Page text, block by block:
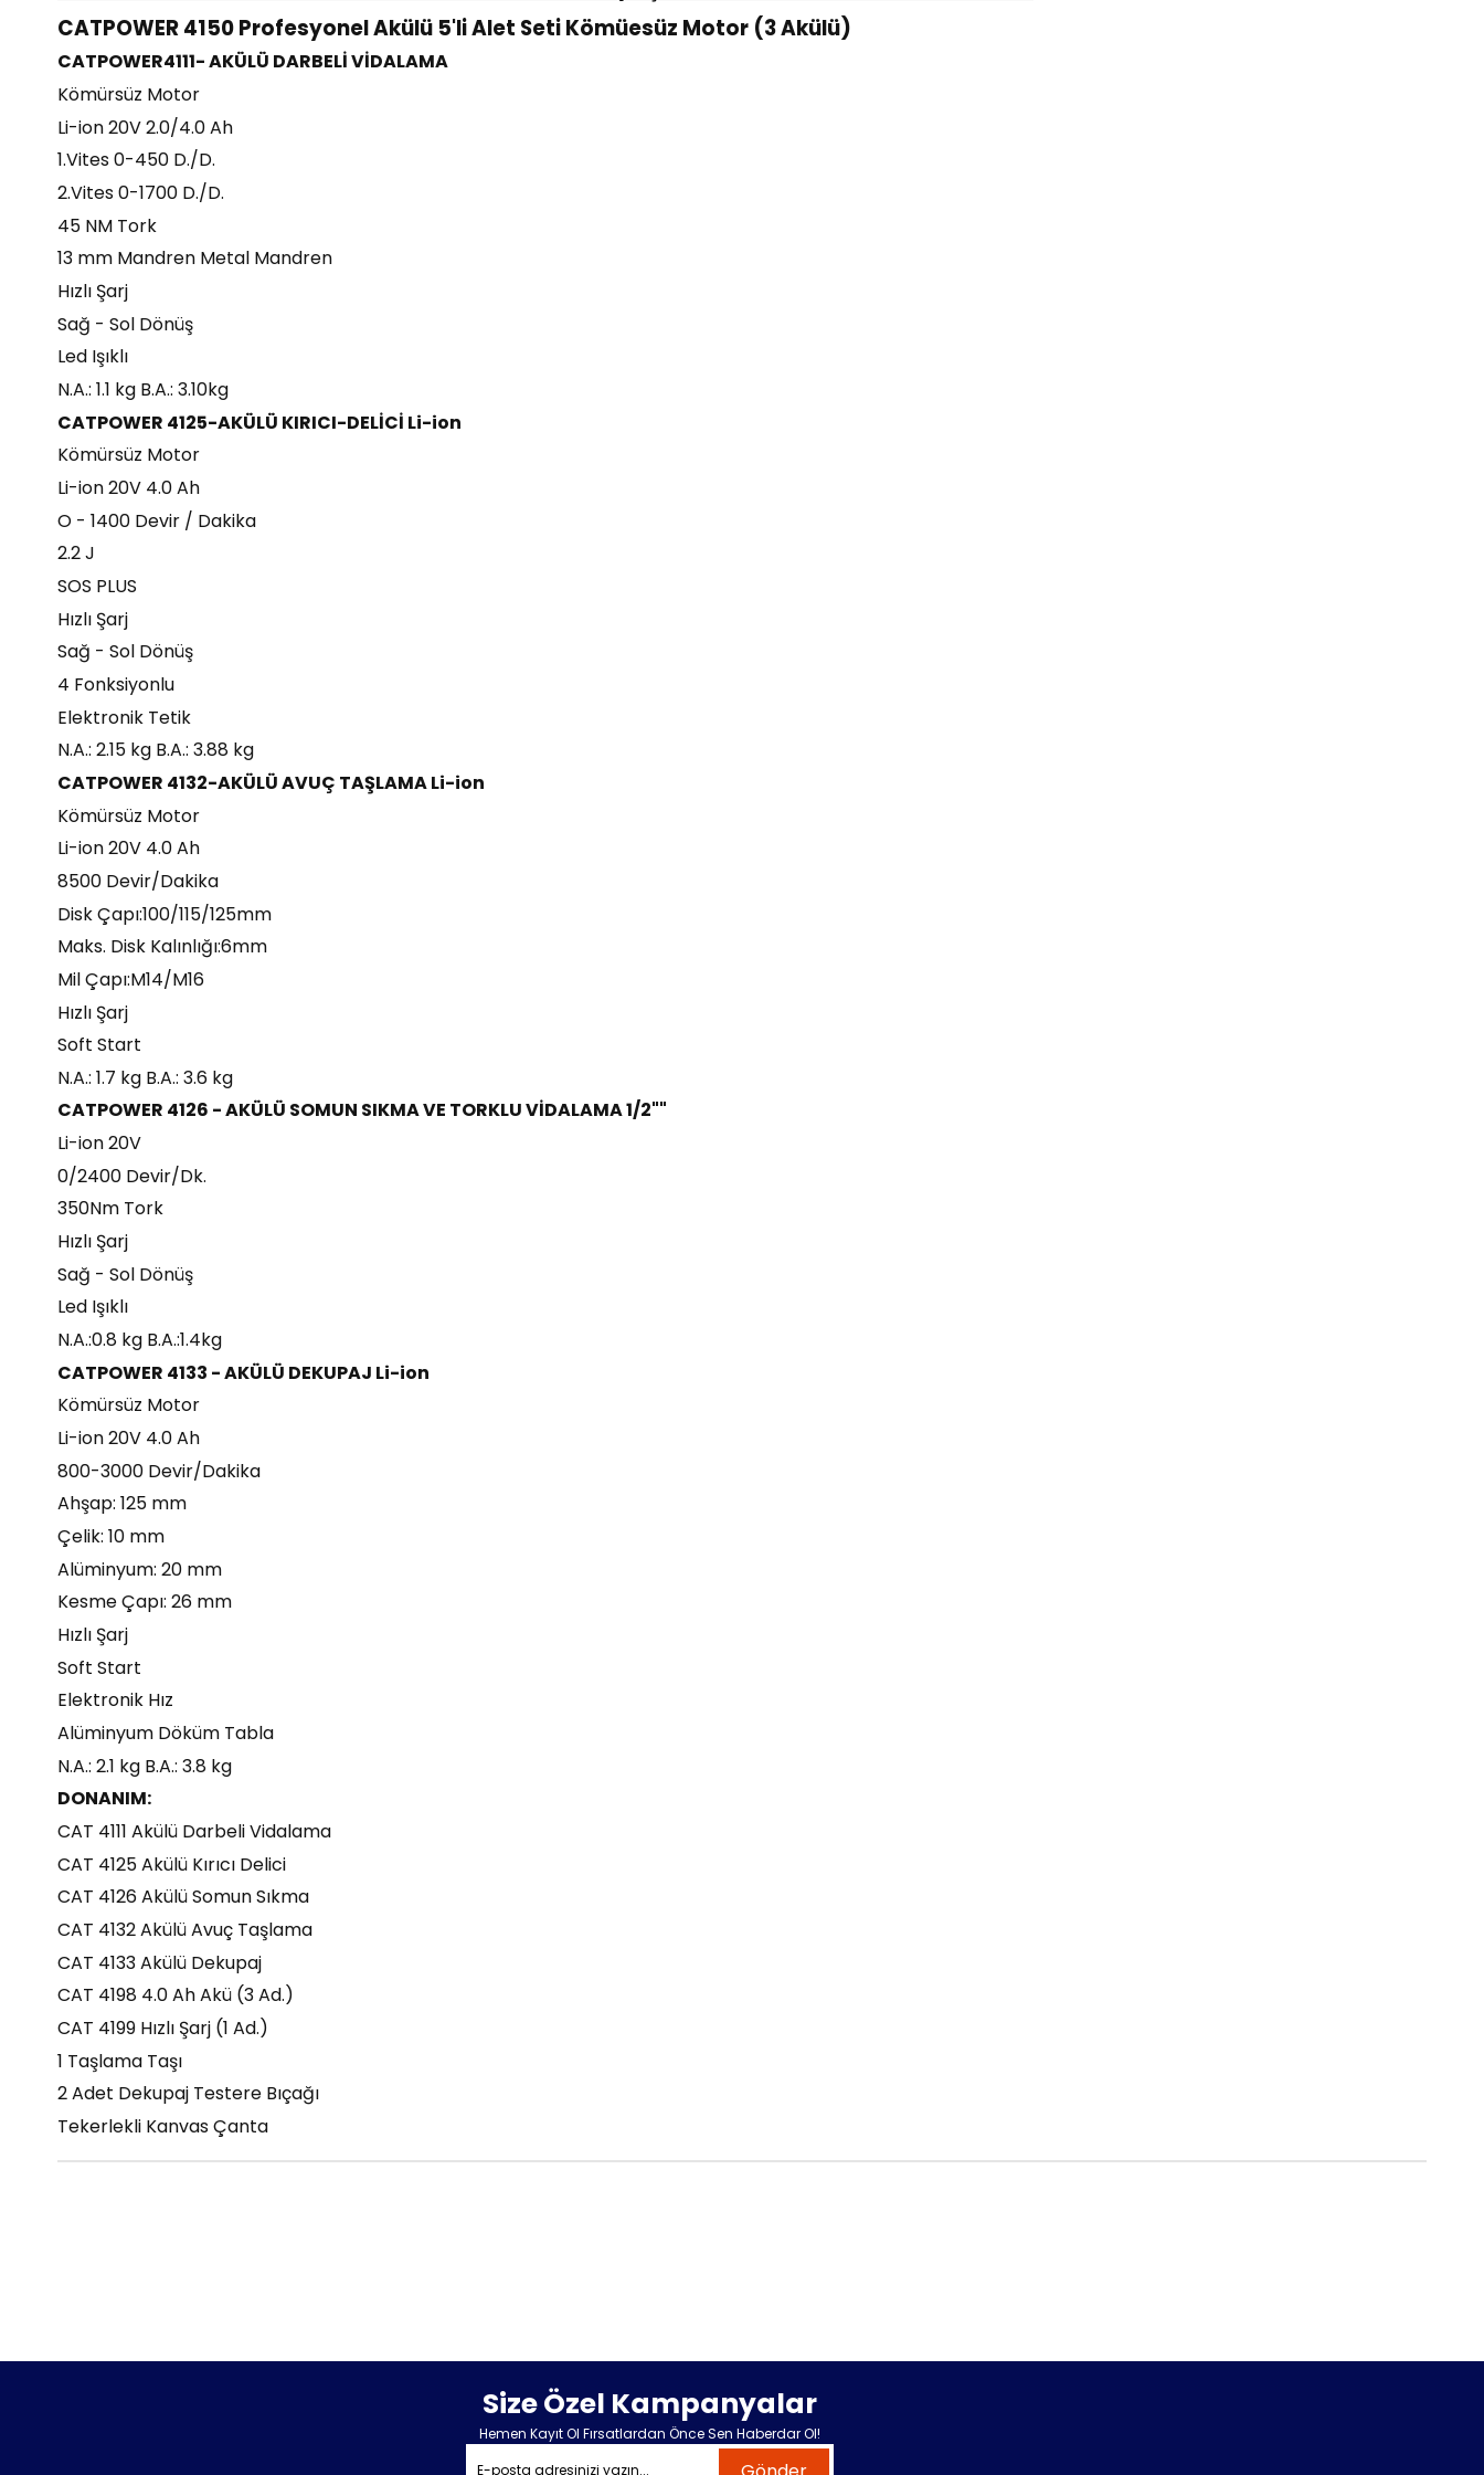
CATPOWER 4150 Profesyonel Akülü 5'li Alet Seti Kömüesüz Motor (3 Akülü)
CATPOWER4111- AKÜLÜ DARBELİ VİDALAMA
Kömürsüz Motor
Li-ion 20V 2.0/4.0 Ah
1.Vites 0-450 D./D.
2.Vites 0-1700 D./D.
45 NM Tork
13 mm Mandren Metal Mandren
Hızlı Şarj
Sağ - Sol Dönüş
Led Işıklı
N.A.: 1.1 kg B.A.: 3.10kg
CATPOWER 4125-AKÜLÜ KIRICI-DELİCİ Li-ion
Kömürsüz Motor
Li-ion 20V 4.0 Ah
O - 1400 Devir / Dakika
2.2 J
SOS PLUS
Hızlı Şarj
Sağ - Sol Dönüş
4 Fonksiyonlu
Elektronik Tetik
N.A.: 2.15 kg B.A.: 3.88 kg
CATPOWER 4132-AKÜLÜ AVUÇ TAŞLAMA Li-ion
Kömürsüz Motor
Li-ion 20V 4.0 Ah
8500 Devir/Dakika
Disk Çapı:100/115/125mm
Maks. Disk Kalınlığı:6mm
Mil Çapı:M14/M16
Hızlı Şarj
Soft Start
N.A.: 1.7 kg B.A.: 3.6 kg
CATPOWER 4126 - AKÜLÜ SOMUN SIKMA VE TORKLU VİDALAMA 1/2""
Li-ion 20V
0/2400 Devir/Dk.
350Nm Tork
Hızlı Şarj
Sağ - Sol Dönüş
Led Işıklı
N.A.:0.8 kg B.A.:1.4kg
CATPOWER 4133 - AKÜLÜ DEKUPAJ Li-ion
Kömürsüz Motor
Li-ion 20V 4.0 Ah
800-3000 Devir/Dakika
Ahşap: 125 mm
Çelik: 10 mm
Alüminyum: 20 mm
Kesme Çapı: 26 mm
Hızlı Şarj
Soft Start
Elektronik Hız
Alüminyum Döküm Tabla
N.A.: 2.1 kg B.A.: 3.8 kg
DONANIM:
CAT 4111 Akülü Darbeli Vidalama
CAT 4125 Akülü Kırıcı Delici
CAT 4126 Akülü Somun Sıkma
CAT 4132 Akülü Avuç Taşlama
CAT 4133 Akülü Dekupaj
CAT 4198 4.0 Ah Akü (3 Ad.)
CAT 4199 Hızlı Şarj (1 Ad.)
1 Taşlama Taşı
2 Adet Dekupaj Testere Bıçağı
Tekerlekli Kanvas Çanta
Size Özel Kampanyalar
Hemen Kayıt Ol Fırsatlardan Önce Sen Haberdar Ol!